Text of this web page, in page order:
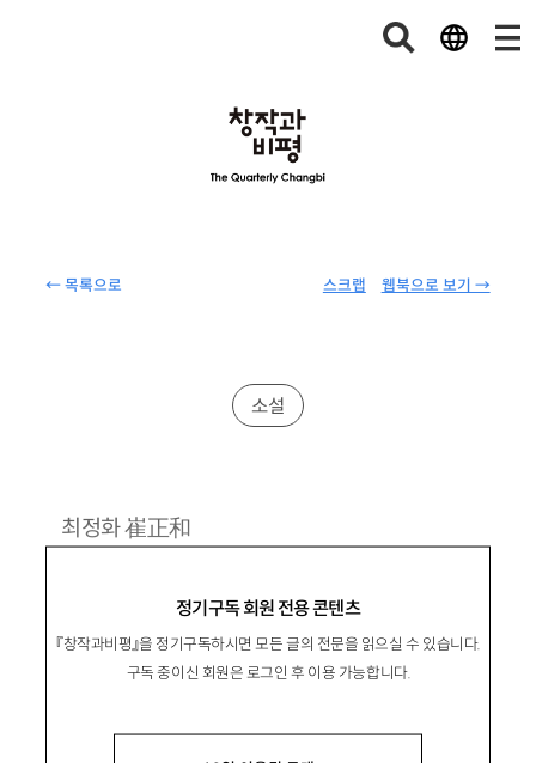
← 목록으로 웹북으로 보기 →
스크랩
정기구독 회원 전용 콘텐츠
『창작과비평』을 정기구독하시면 모든 글의 전문을 읽으실 수 있습니다.
구독 중이신 회원은 로그인 후 이용 가능합니다.
소설
최정화崔正和
소설집 『지극히 내성적인』 『모든 것을 제자리
모리 익스체인지』 등이 있음.